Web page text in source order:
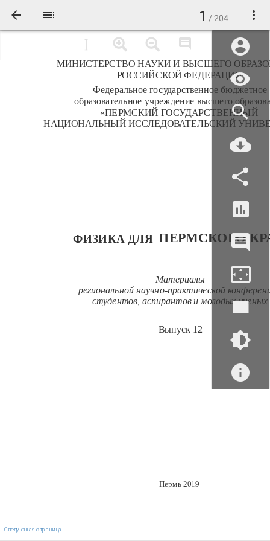
1 / 204
МИНИСТЕРСТВО НАУКИ И ВЫСШЕГО
РОССИЙСКОЙ ФЕДЕРАЦИИ
Федеральное государственное бюджетное
образовательное учреждение высшего
«ПЕРМСКИЙ ГОСУДАРСТВЕННЫЙ
НАЦИОНАЛЬНЫЙ ИССЛЕДОВАТЕЛЬСКИЙ
ФИЗИКА ДЛЯ ПЕРМСКОГО
Материалы
региональной научно-практической
студентов, аспирантов и молодых ученых
Выпуск 12
Пермь 2019
Следующая страница